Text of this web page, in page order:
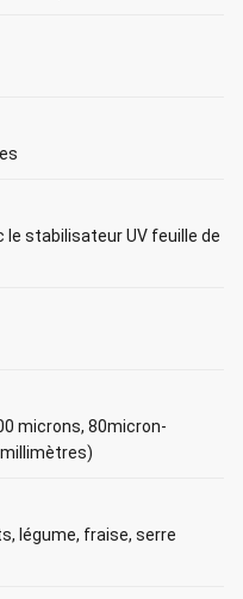
le stabilisateur UV feuille de
microns, 80micron-
légume, fraise, serre